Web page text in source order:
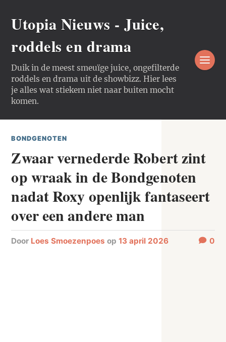
Utopia Nieuws - Juice,
roddels en drama
Duik in de meest smeuïge juice, ongefilterde
roddels en drama uit de showbizz. Hier lees
je alles wat stiekem niet naar buiten mocht
komen.
BONDGENOTEN
Zwaar vernederde Robert zint
op wraak in de Bondgenoten
nadat Roxy openlijk fantaseert
over een andere man
door Loes Smoezenpoes op13 april 2026 0